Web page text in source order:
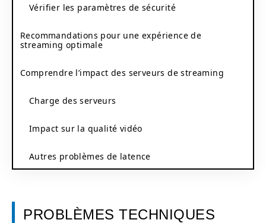
Vérifier les paramètres de sécurité
Recommandations pour une expérience de
streaming optimale
Comprendre l’impact des serveurs de streaming
Charge des serveurs
Impact sur la qualité vidéo
Autres problèmes de latence
PROBLÈMES TECHNIQUES